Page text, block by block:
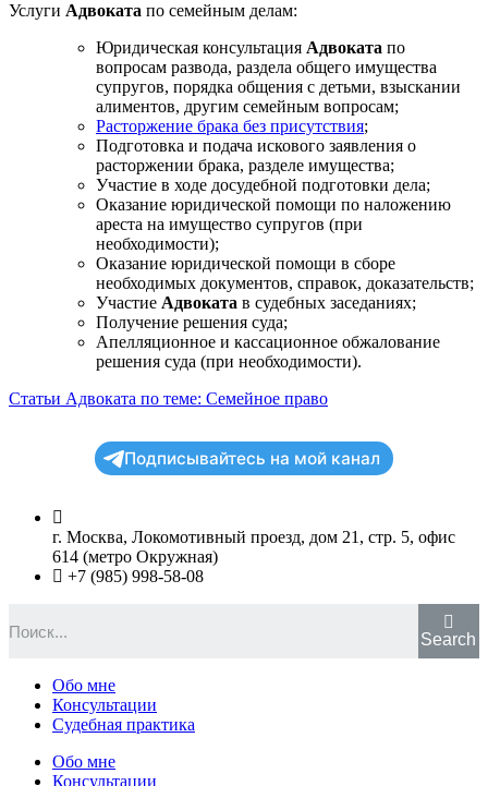
Услуги Адвоката по семейным делам:
Юридическая консультация Адвоката по
вопросам развода, раздела общего имущества
супругов, порядка общения с детьми, взыскании
алиментов, другим семейным вопросам;
Расторжение брака без присутствия;
Подготовка и подача искового заявления о
расторжении брака, разделе имущества;
Участие в ходе досудебной подготовки дела;
Оказание юридической помощи по наложению
ареста на имущество супругов (при
необходимости);
Оказание юридической помощи в сборе
необходимых документов, справок, доказательств;
Участие Адвоката в судебных заседаниях;
Получение решения суда;
Апелляционное и кассационное обжалование
решения суда (при необходимости).
Статьи Адвоката по теме: Семейное право
Подписывайтесь на мой канал
г. Москва, Локомотивный проезд, дом 21, стр. 5, офис
614 (метро Окружная)
+7 (985) 998-58-08
Search
Обо мне
Консультации
Судебная практика
Обо мне
Консультации